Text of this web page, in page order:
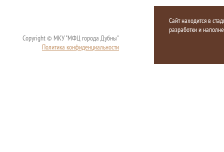
Copyright © МКУ "МФЦ города Дубны"
Политика конфиденциальности
Сайт находится в
разработки и